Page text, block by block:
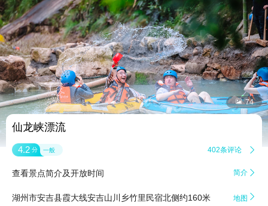
 74
仙龙峡漂流
4.2 分 一般 402条评论 
查看景点简介及开放时间 简介 
湖州市安吉县霞大线安吉山川乡竹里民宿北侧约160米 地图 
